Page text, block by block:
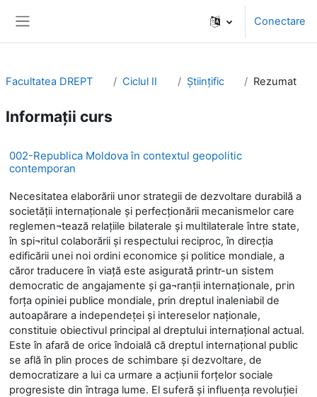
Conectare
Facultatea DREPT Ciclul II Științific Rezumat
Informații curs
002-Republica Moldova în contextul geopolitic
contemporan
Necesitatea elaborării unor strategii de dezvoltare durabilă a
societăţii internaţionale şi perfecţionării mecanismelor care
reglemen¬tează relaţiile bilaterale şi multilaterale între state,
în spi¬ritul colaborării şi respectului reciproc, în direcţia
edificării unei noi ordini economice şi politice mondiale, а
căror traducere în viaţă este asigurată printr-un sistem
democratic dе angajamente şi ga¬rаnţii internaţionale, pгin
forţa opiniei publice mondiale, prin dreptul inaleniabil dе
autoapărare a independeţei şi intereselor naţionale,
constituie obiectivul principal al dreptului internaţional actual.
Este în afară de orice îndoială că dreptul internaţional public
se află în plin proces dе schimbare şi dezvoltare, dе
democratizare а lui ca urmare а acţiunii forţelor sociale
progresiste din întraga lume. Еl suferă şi influenţa revoluţiei